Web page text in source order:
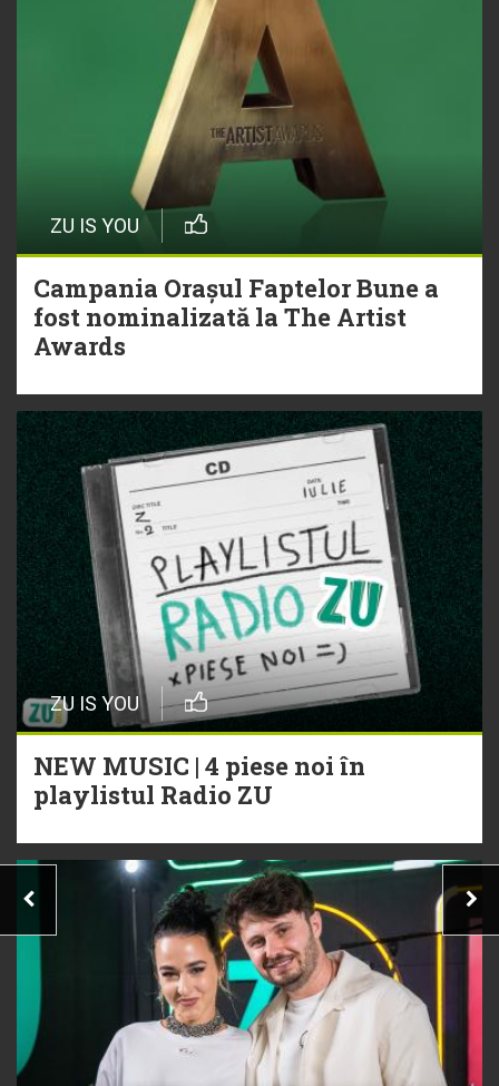
ZU IS YOU
Campania Orașul Faptelor Bune a
fost nominalizată la The Artist
Awards
ZU IS YOU
NEW MUSIC | 4 piese noi în
playlistul Radio ZU